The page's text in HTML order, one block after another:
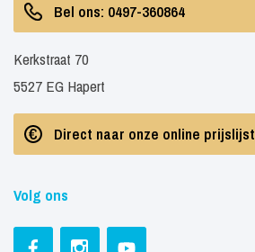
Bel ons: 0497-360864
Kerkstraat 70
5527 EG Hapert
Direct naar onze online prijslijst
Volg ons